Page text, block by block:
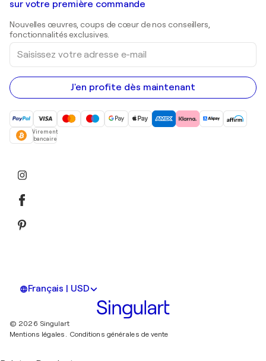
Estampes
Peintures acryliques
Galeries d'art en Belgique
sur votre première commande
Nouvelles œuvres, coups de cœur de nos conseillers,
fonctionnalités exclusives.
Saisissez
votre
adresse
e-
mail
J'en profite dès maintenant
Virement
bancaire
Français | USD
© 2026 Singulart
Mentions légales. Conditions générales de vente